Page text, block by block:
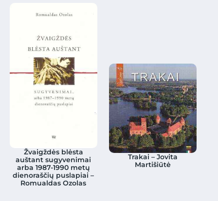
Žvaigždės blėsta
auštant sugyvenimai
arba 1987-1990 metų
dienoraščių puslapiai –
Romualdas Ozolas
Trakai – Jovita
Martišiūtė